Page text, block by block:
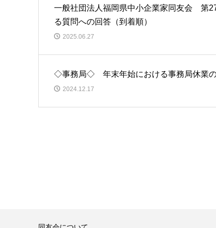
一般社団法人福岡県中小企業家同友会 第
る質問への回答（到着順）
2025.06.27
◇事務局◇ 年末年始における事務局休業
2024.12.17